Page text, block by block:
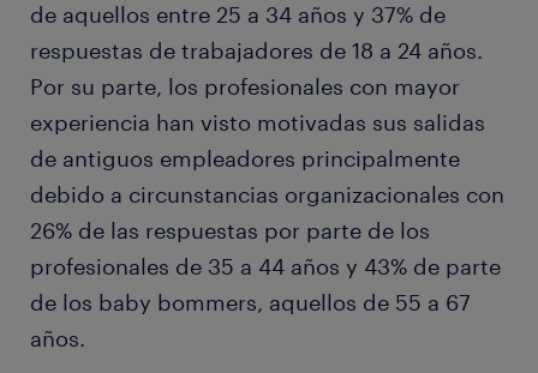
de aquellos entre 25 a 34 años y 37% de
respuestas de trabajadores de 18 a 24 años.
Por su parte, los profesionales con mayor
experiencia han visto motivadas sus salidas
de antiguos empleadores principalmente
debido a circunstancias organizacionales con
26% de las respuestas por parte de los
profesionales de 35 a 44 años y 43% de parte
de los baby bommers, aquellos de 55 a 67
años.